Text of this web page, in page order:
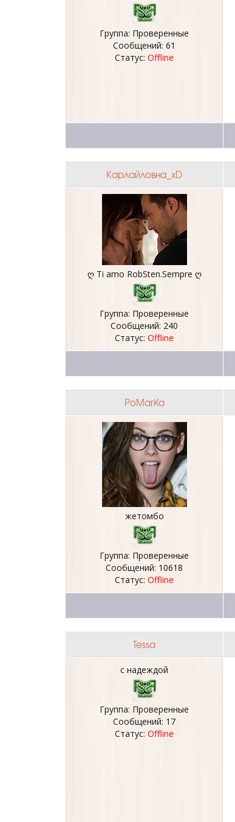
Группа: Проверенные
Сообщений: 61
Статус: Offline
Карлайловна_хD
ღ Ti amo RobSten.Sempre ღ
Группа: Проверенные
Сообщений: 240
Статус: Offline
PoMarKa
жетомбо
Группа: Проверенные
Сообщений: 10618
Статус: Offline
Tessa
с надеждой
Группа: Проверенные
Сообщений: 17
Статус: Offline